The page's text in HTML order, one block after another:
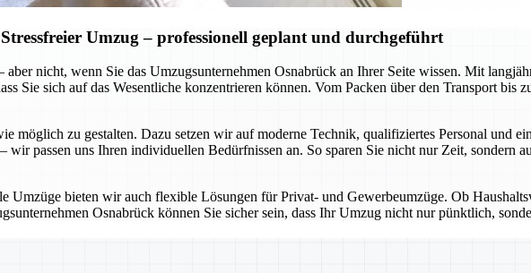
Umzug – professionell geplant und durchgeführt
nicht, wenn Sie das Umzugsunternehmen Osnabrück an Ihrer Seite wissen. Mit
Sie sich auf das Wesentliche konzentrieren können. Vom Packen über den Transport
möglich zu gestalten. Dazu setzen wir auf moderne Technik, qualifiziertes Personal und
wir passen uns Ihren individuellen Bedürfnissen an. So sparen Sie nicht nur Zeit, sondern
Umzüge bieten wir auch flexible Lösungen für Privat- und Gewerbeumzüge. Ob
Osnabrück können Sie sicher sein, dass Ihr Umzug nicht nur pünktlich,